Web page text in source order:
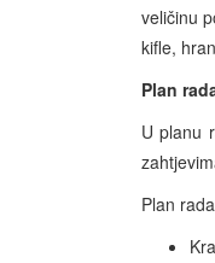
veličinu
kifle,
Plan
U planu
Plan